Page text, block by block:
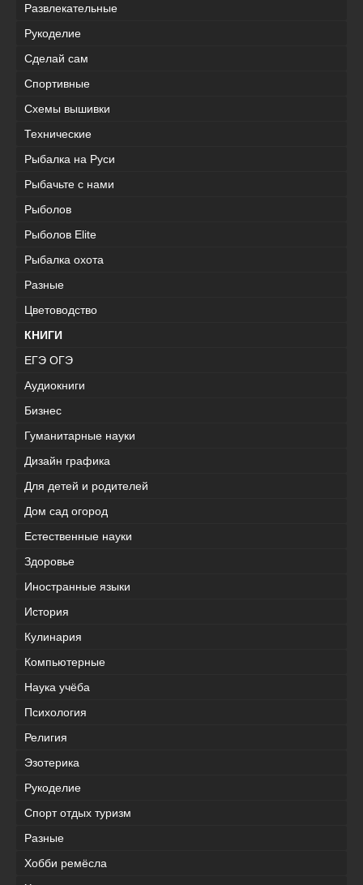
Развлекательные
Рукоделие
Сделай сам
Спортивные
Схемы вышивки
Технические
Рыбалка на Руси
Рыбачьте с нами
Рыболов
Рыболов Elite
Рыбалка охота
Разные
Цветоводство
КНИГИ
ЕГЭ ОГЭ
Аудиокниги
Бизнес
Гуманитарные науки
Дизайн графика
Для детей и родителей
Дом сад огород
Естественные науки
Здоровье
Иностранные языки
История
Кулинария
Компьютерные
Наука учёба
Психология
Религия
Эзотерика
Рукоделие
Спорт отдых туризм
Разные
Хобби ремёсла